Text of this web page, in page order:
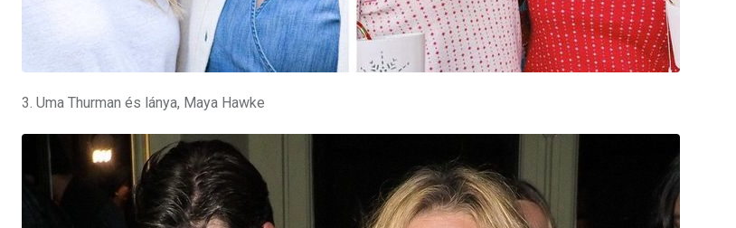
3. Uma Thurman és lánya, Maya Hawke